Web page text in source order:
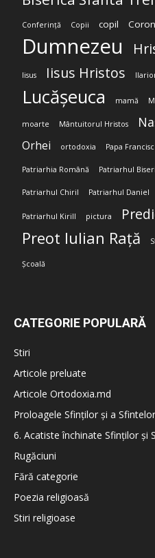
Conferință Copii copil
Dumnezeu
Iisus Iisus Hristos
Lucășeuca mamă
moarte Mântuitorul Hristos
Orhei ortodoxia Papa Francisc
Patriarhia Română Patriarhul
Patriarhul Chiril Patriarhul Daniel
Patriarhul Kirill pictura
Preot Iulian Rață
Școală
CATEGORIE POPULARĂ
Stiri
Articole preluate
Articole Ortodoxia.md
Proloagele Sfinților și a Sfintelor
6. Acatiste închinate Sfinților și
Rugăciuni
Fără categorie
Poezia religioasă
Stiri religioase